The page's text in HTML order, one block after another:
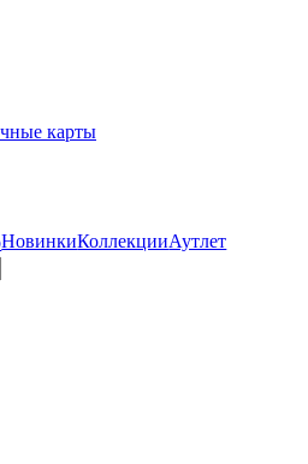
карты
НовинкиКоллекцииАутлет